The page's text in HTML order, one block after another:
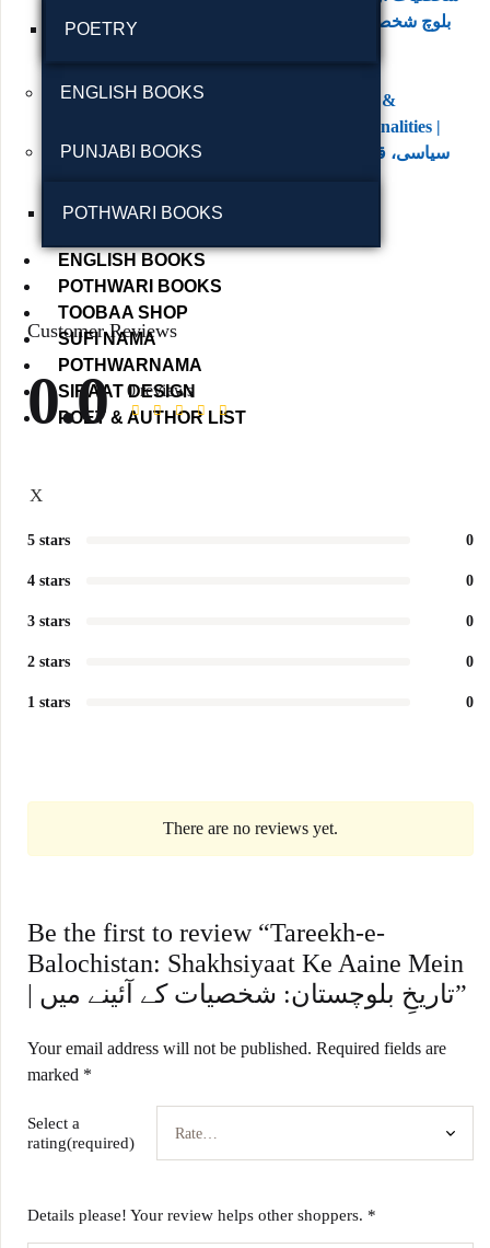
POETRY
ENGLISH BOOKS
PUNJABI BOOKS
POTHWARI BOOKS
ENGLISH BOOKS
POTHWARI BOOKS
TOOBAA SHOP
SUFI NAMA
POTHWARNAMA
SIRAAT DESIGN
POET & AUTHOR LIST
X
بلوچ شخصیات اور علاقائی
SUBJECT
Political, Tribal &
Historical Personalities |
سیاسی، قبائلی اور تاریخی
Customer Reviews
0.0 0 reviews
5 stars 0
4 stars 0
3 stars 0
2 stars 0
1 stars 0
There are no reviews yet.
Be the first to review “Tareekh-e-
Balochistan: Shakhsiyaat Ke Aaine Mein
| تاریخِ بلوچستان: شخصیات کے آئینے میں”
Your email address will not be published. Required fields are
marked *
Select a
rating(required)
Details please! Your review helps other shoppers. *